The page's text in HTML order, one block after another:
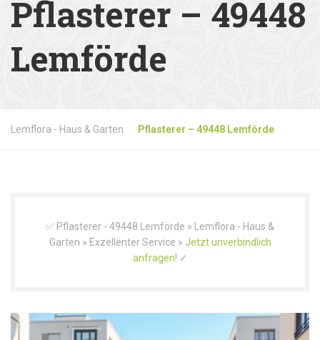
Pflasterer – 49448
Lemförde
Lemflora - Haus & Garten Pflasterer – 49448 Lemförde
✅ Pflasterer - 49448 Lemförde » Lemflora - Haus &
Garten » Exzellenter Service » Jetzt unverbindlich
anfragen! ✓